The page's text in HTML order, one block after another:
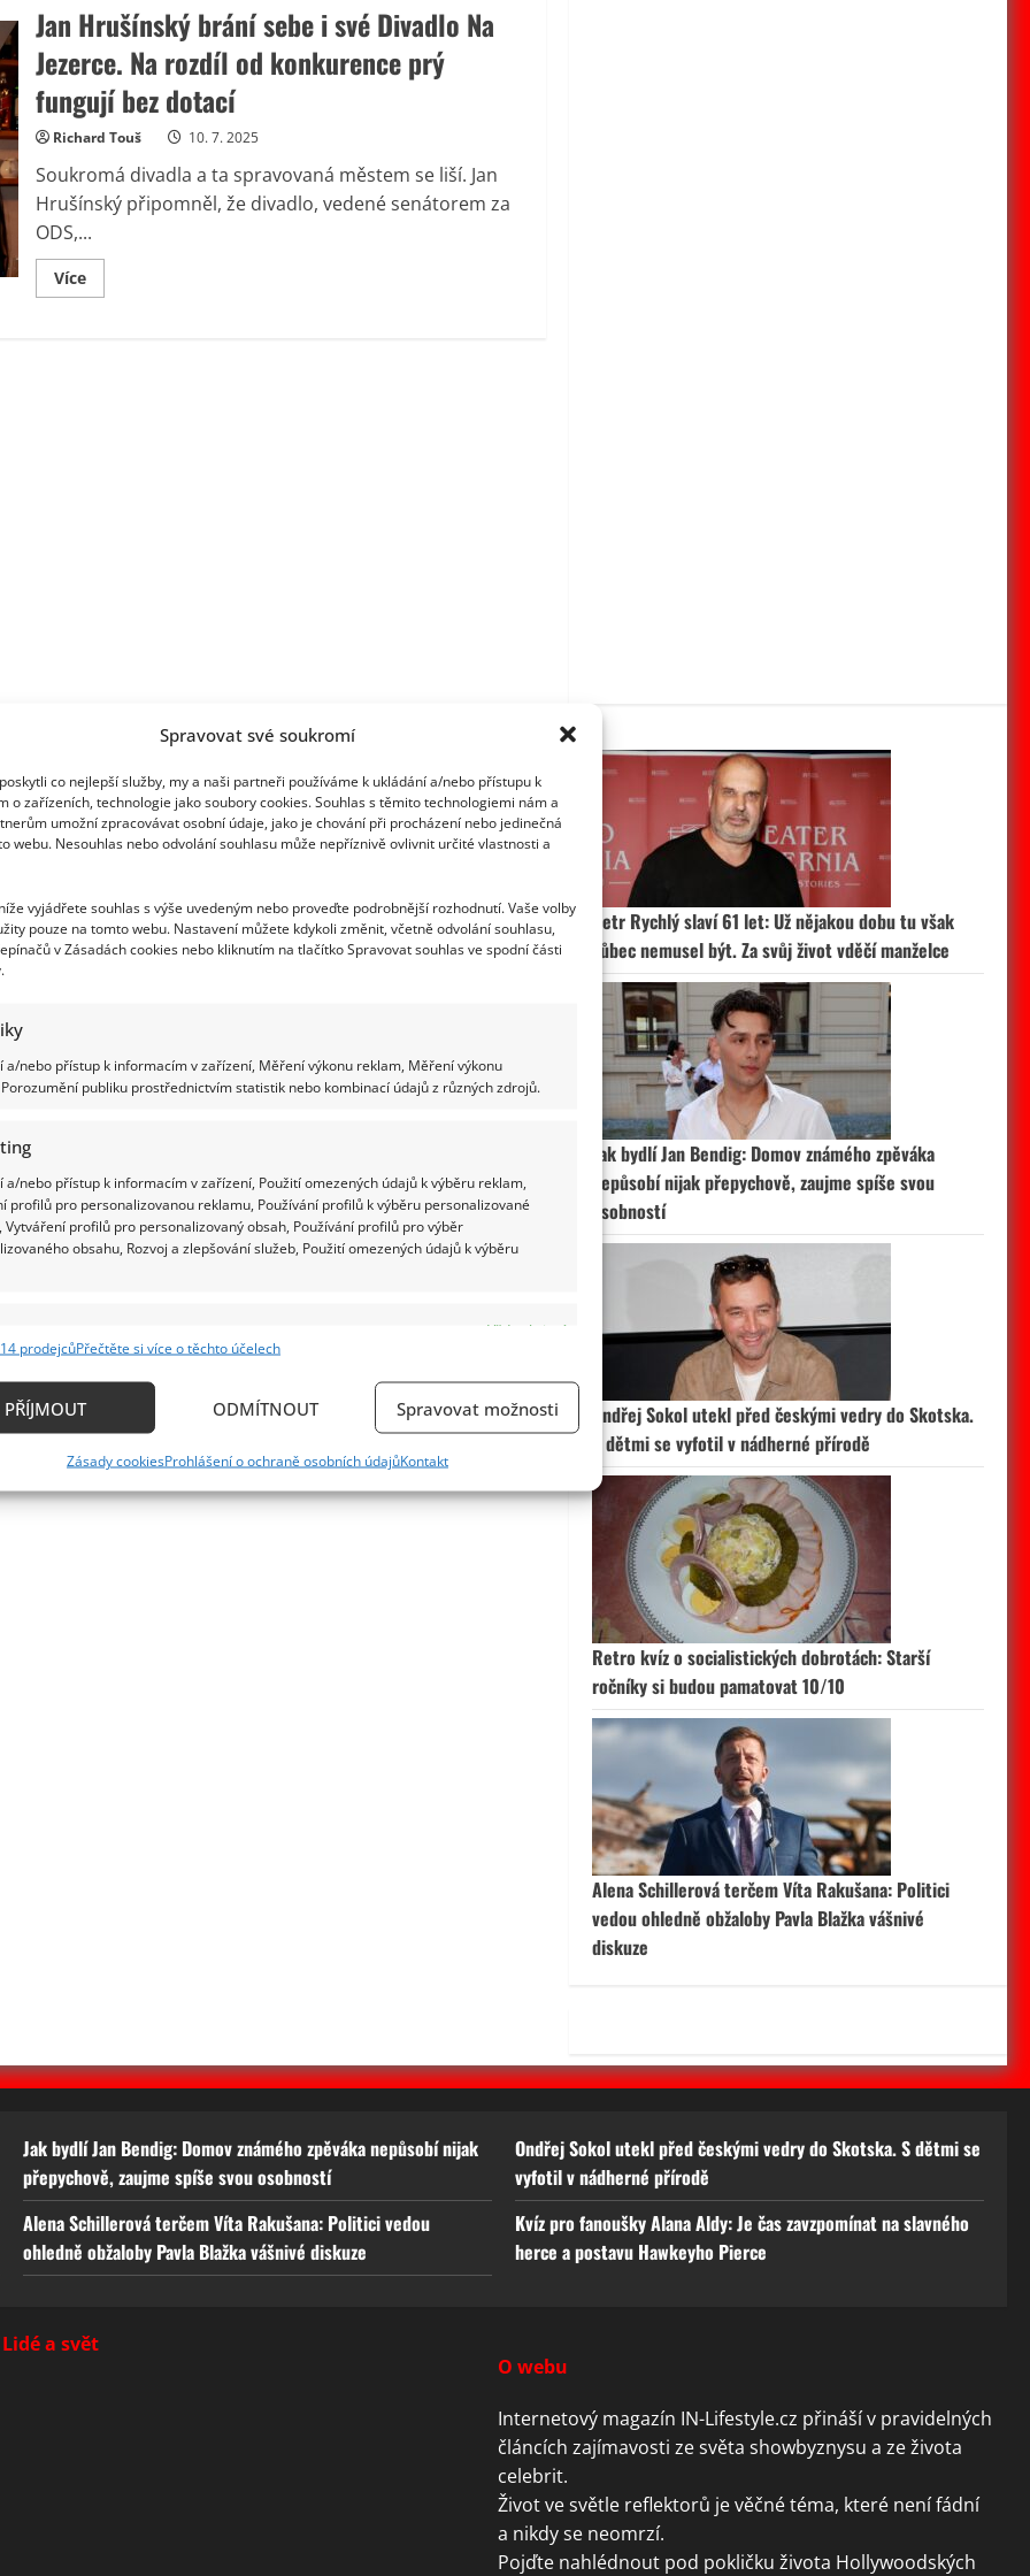
Spravovat své soukromí
co nejlepší služby, my a naši partneři používáme k ukládání a/nebo přístupu k
o zařízeních, technologie jako soubory cookies. Souhlas s těmito technologiemi nám a
umožní zpracovávat osobní údaje, jako je chování při procházení nebo jedinečná
webu. Nesouhlas nebo odvolání souhlasu může nepříznivě ovlivnit určité vlastnosti a
vyjádřete souhlas s výše uvedeným nebo proveďte podrobnější rozhodnutí. Vaše volby
pouze na tomto webu. Nastavení můžete kdykoli změnit, včetně odvolání souhlasu,
v Zásadách cookies nebo kliknutím na tlačítko Spravovat souhlas ve spodní části
a/nebo přístup k informacím v zařízení, Měření výkonu reklam, Měření výkonu
publiku prostřednictvím statistik nebo kombinací údajů z různých zdrojů.
a/nebo přístup k informacím v zařízení, Použití omezených údajů k výběru reklam,
profilů pro personalizovanou reklamu, Používání profilů k výběru personalizované
Vytváření profilů pro personalizovaný obsah, Používání profilů pro výběr
obsahu, Rozvoj a zlepšování služeb, Použití omezených údajů k výběru
Vždy aktivní
zařízení na základě automaticky přenášených informací.
aktivně vyžádaných informací.
prodejcůPřečtěte si více o těchto účelech
PŘÍJMOUT ODMÍTNOUT Spravovat možnosti
Zásady cookiesProhlášení o ochraně osobních údajůKontakt
Jan Hrušínský brání sebe i své Divadlo Na
Jezerce. Na rozdíl od konkurence prý
fungují bez dotací
Richard Touš 10. 7. 2025
Soukromá divadla a ta spravovaná městem se liší. Jan
Hrušínský připomněl, že divadlo, vedené senátorem za
ODS,...
VíceRead
more
Petr Rychlý slaví 61 let: Už nějakou dobu tu však
vůbec nemusel být. Za svůj život vděčí manželce
Jak bydlí Jan Bendig: Domov známého zpěváka
nepůsobí nijak přepychově, zaujme spíše svou
osobností
Ondřej Sokol utekl před českými vedry do Skotska.
S dětmi se vyfotil v nádherné přírodě
Retro kvíz o socialistických dobrotách: Starší
ročníky si budou pamatovat 10/10
Alena Schillerová terčem Víta Rakušana: Politici
vedou ohledně obžaloby Pavla Blažka vášnivé
diskuze
Jak bydlí Jan Bendig: Domov známého zpěváka nepůsobí nijak
přepychově, zaujme spíše svou osobností
Ondřej Sokol utekl před českými vedry do Skotska. S dětmi se
vyfotil v nádherné přírodě
Alena Schillerová terčem Víta Rakušana: Politici vedou
ohledně obžaloby Pavla Blažka vášnivé diskuze
Kvíz pro fanoušky Alana Aldy: Je čas zavzpomínat na slavného
herce a postavu Hawkeyho Pierce
Lidé a svět
O webu
Internetový magazín IN-Lifestyle.cz přináší v pravidelných
článcích zajímavosti ze světa showbyznysu a ze života
celebrit.
Život ve světle reflektorů je věčné téma, které není fádní
a nikdy se neomrzí.
Pojďte nahlédnout pod pokličku života Hollywoodských